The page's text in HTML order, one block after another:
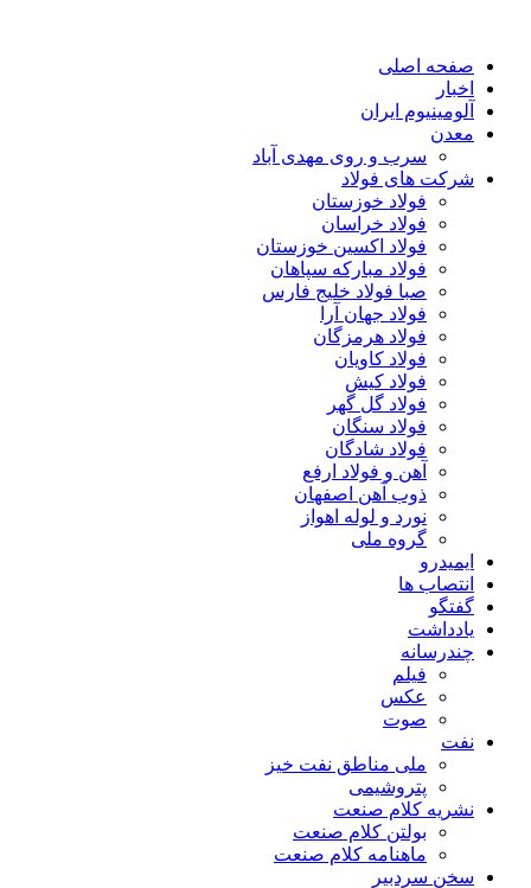
صفحه اصلی
اخبار
آلومینیوم ایران
معدن
سرب و روی مهدی آباد
شرکت های فولاد
فولاد خوزستان
فولاد خراسان
فولاد اکسین خوزستان
فولاد مبارکه سپاهان
صبا فولاد خلیج فارس
فولاد جهان آرا
فولاد هرمزگان
فولاد کاویان
فولاد کیش
فولاد گل گهر
فولاد سنگان
فولاد شادگان
آهن و فولاد ارفع
ذوب آهن اصفهان
نورد و لوله اهواز
گروه ملی
ایمیدرو
انتصاب ها
گفتگو
یادداشت
چندرسانه
فیلم
عکس
صوت
نفت
ملی مناطق نفت خیز
پتروشیمی
نشریه کلام صنعت
بولتن کلام صنعت
ماهنامه کلام صنعت
سخن سردبیر